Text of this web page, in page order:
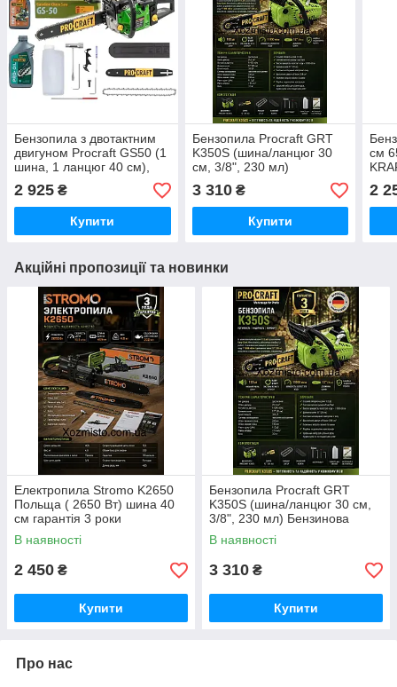
Бензопила з двотактним
двигуном Procraft GS50 (1
шина, 1 ланцюг 40 см),
Бензинова ланцюгова
пила масло в подарунок
Німеччина
2 925 ₴
Купити
Бензопила Procraft GRT
K350S (шина/ланцюг 30
см, 3/8", 230 мл)
Бензинова ланцюгова
пила для дому та саду
Німеччина 2100ват
3 310₴
Купити
см
2
Акційні пропозиції та новинки
Електропила Stromo K2650
Польща ( 2650 Вт) шина 40
см гарантія 3 роки
В наявності
2 450 ₴
Купити
Бензопила Procraft GRT
K350S (шина/ланцюг 30 см,
3/8", 230 мл) Бензинова
ланцюгова пила для дому та
саду Німеччина 2100ват
В наявності
3 310 ₴
Купити
Про нас